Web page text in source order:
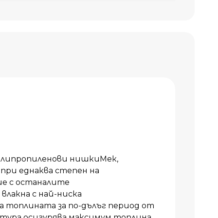
нишкиМек,
еднаква степен на
с останалите
с най-ниска
за по-дълъг период от